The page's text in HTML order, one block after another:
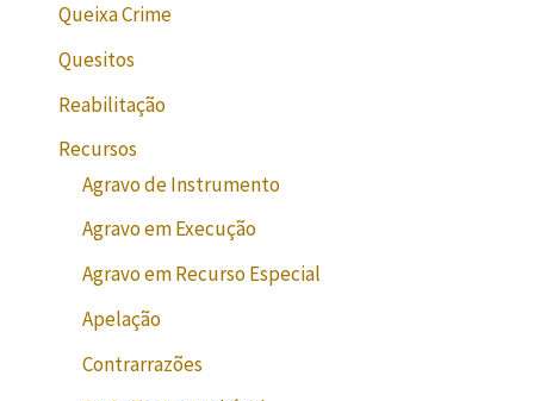
Queixa Crime
Quesitos
Reabilitação
Recursos
Agravo de Instrumento
Agravo em Execução
Agravo em Recurso Especial
Apelação
Contrarrazões